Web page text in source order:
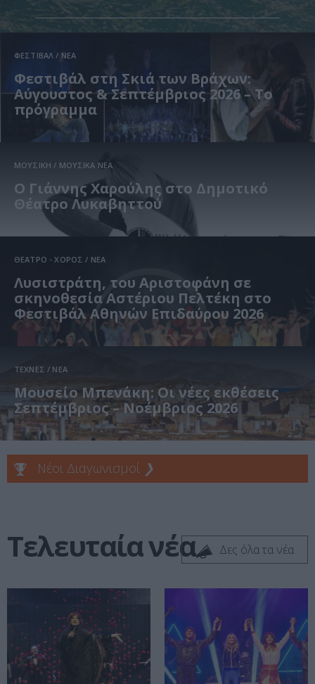
ΦΕΣΤΙΒΑΛ / ΝΕΑ
Φεστιβάλ στη Σκιά των Βράχων:
Αύγουστος & Σεπτέμβριος 2026 – Το
πρόγραμμα
ΜΟΥΣΙΚΗ / ΜΟΥΣΙΚΑ ΝΕΑ
Ο Γιάννης Χαρούλης στο Δημοτικό
Θέατρο Λυκαβηττού
ΘΕΑΤΡΟ - ΧΟΡΟΣ / ΝΕΑ
Λυσιστράτη, του Αριστοφάνη σε
σκηνοθεσία Αστέριου Πελτέκη στο
Φεστιβάλ Αθηνών Επιδαύρου 2026
ΤΕΧΝΕΣ / ΝΕΑ
Μουσείο Μπενάκη: Οι νέες εκθέσεις
Σεπτέμβριος – Νοέμβριος 2026
Νέοι Διαγωνισμοί ❯
Τελευταία νέα Δες όλα τα νέα